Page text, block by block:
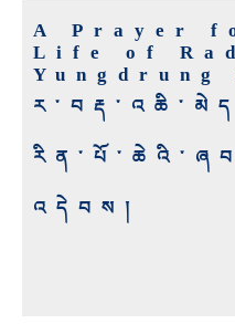
A Prayer
Life of
Yungdrung
འདེབས།